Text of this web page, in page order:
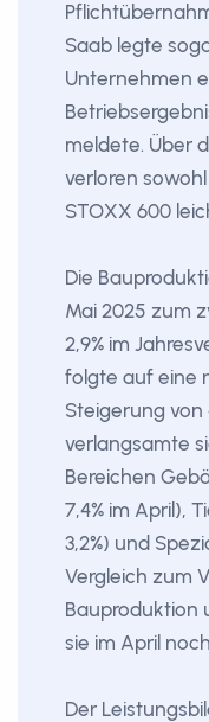
Saab legte
Unternehmen
meldete. Über
verloren
STOXX 600
Die
Mai 2025 zum
2,9% im
folgte auf eine
Steigerung von
verlangsamte
Bereichen
7,4% im April),
3,2%) und
Vergleich zum
Bauproduktion
sie im April
Der